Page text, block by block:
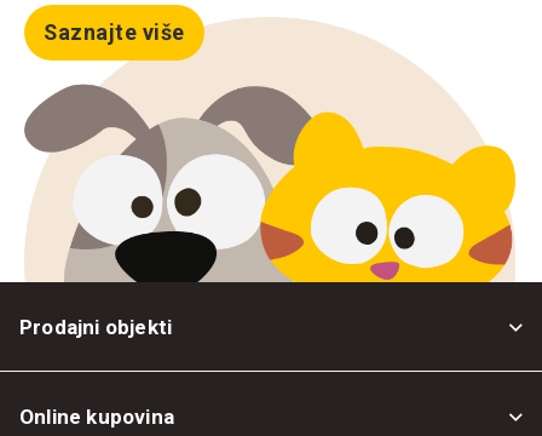
Saznajte više
Prodajni objekti
Online kupovina